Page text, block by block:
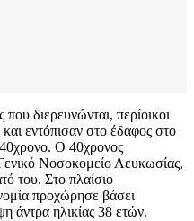
διερευνώνται, περίοικοι
εντόπισαν στο έδαφος στο
Ο 40χρονος
Νοσοκομείο Λευκωσίας,
του. Στο πλαίσιο
προχώρησε βάσει
άντρα ηλικίας 38 ετών.